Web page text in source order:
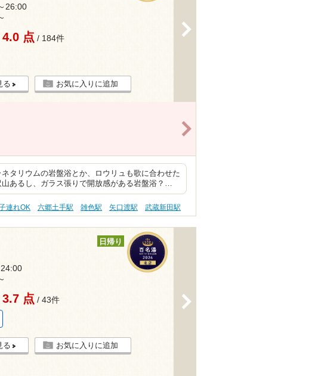
26:00
4.0 点 / 184件
る お気に入りに追加
タリウムの岩盤浴とか、ロウリュも歌に合わせた
あるし、ガラス張りで開放感がある岩盤浴？…
連れOK 六郷土手駅 雑色駅 矢口渡駅 武蔵新田駅
日帰り
3.7 点 / 43件
る お気に入りに追加